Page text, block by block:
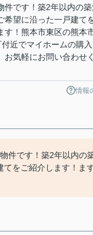
件です！築2年以内の
希望に沿った一戸建て
す！熊本市東区の熊本
近でマイホームの購
お気軽にお問い合わせ
情報
件です！築2年以内の
てをご紹介します！ま